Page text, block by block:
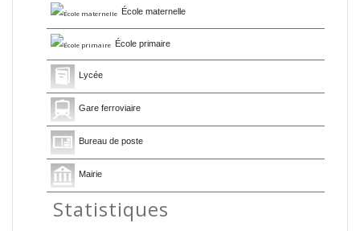
École maternelle
École primaire
Lycée
Gare ferroviaire
Bureau de poste
Mairie
Statistiques